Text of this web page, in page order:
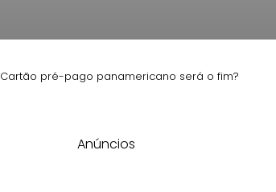
Cartão pré-pago panamericano será o fim?
Anúncios